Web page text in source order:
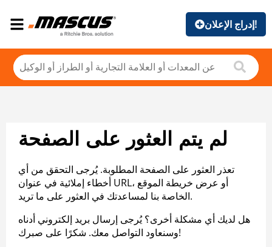
إدراج الإعلان!
لم يتم العثور على الصفحة
تعذر العثور على الصفحة المطلوبة. يُرجى التحقق من أي
أخطاء إملائية في عنوان URL، أو عرض خريطة الموقع
الخاصة بنا لمساعدتك في العثور على ما تريد.
هل لديك أي مشكلة أخرى؟ يُرجى إرسال بريد إلكتروني أدناه
وسنعاود التواصل معك. شكرًا على صبرك!